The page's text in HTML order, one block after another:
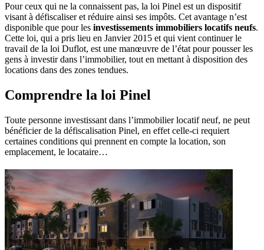
Pour ceux qui ne la connaissent pas, la loi Pinel est un dispositif
visant à défiscaliser et réduire ainsi ses impôts. Cet avantage n’est
disponible que pour les investissements immobiliers locatifs neufs.
Cette loi, qui a pris lieu en Janvier 2015 et qui vient continuer le
travail de la loi Duflot, est une manœuvre de l’état pour pousser les
gens à investir dans l’immobilier, tout en mettant à disposition des
locations dans des zones tendues.
Comprendre la loi Pinel
Toute personne investissant dans l’immobilier locatif neuf, ne peut
bénéficier de la défiscalisation Pinel, en effet celle-ci requiert
certaines conditions qui prennent en compte la location, son
emplacement, le locataire…